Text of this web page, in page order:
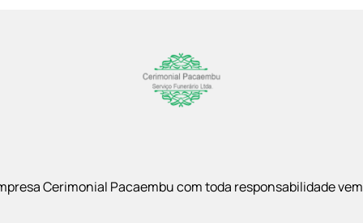
Cerimonial Pacaembu com toda responsabilidade